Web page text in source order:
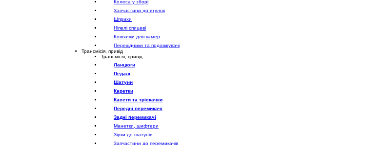
Колеса у зборі
Запчастини до втулок
Шприхи
Ніпелі спицеві
Ковпачки для камер
Перехідники та подовжувачі
Трансмісія, привід
Трансмісія, привід
Ланцюги
Педалі
Шатуни
Каретки
Касети та тріскачки
Передні перемикачі
Задні перемикачі
Манетки, шифтери
Зірки до шатунів
Запчастини до перемикачів